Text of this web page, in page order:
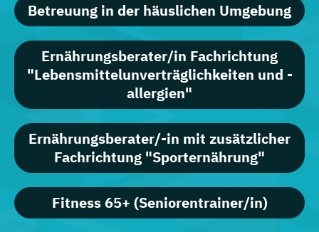
Betreuung in der häuslichen Umgebung
Ernährungsberater/in Fachrichtung
"Lebensmittelunverträglichkeiten und -
allergien"
Ernährungsberater/-in mit zusätzlicher
Fachrichtung "Sporternährung"
Fitness 65+ (Seniorentrainer/in)